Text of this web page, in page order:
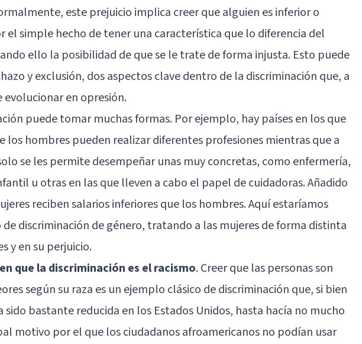
este prejuicio implica creer que alguien es inferior o
el simple hecho de tener una característica que lo diferencia del
ello la posibilidad de que se le trate de forma injusta. Esto puede
y exclusión, dos aspectos clave dentro de la discriminación que, a
evolucionar en opresión.
puede tomar muchas formas. Por ejemplo, hay países en los que
los hombres pueden realizar diferentes profesiones mientras que a
se les permite desempeñar unas muy concretas, como enfermería,
u otras en las que lleven a cabo el papel de cuidadoras. Añadido
reciben salarios inferiores que los hombres. Aquí estaríamos
de discriminación de género, tratando a las mujeres de forma distinta
y en su perjuicio.
que la discriminación es el racismo. Creer que las personas son
según su raza es un ejemplo clásico de discriminación que, si bien
sido bastante reducida en los Estados Unidos, hasta hacía no mucho
motivo por el que los ciudadanos afroamericanos no podían usar